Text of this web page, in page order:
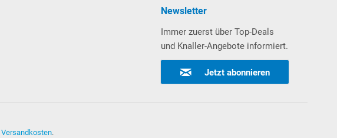
Newsletter
Immer zuerst über Top-Deals
und Knaller-Angebote informiert.
Jetzt abonnieren
Versandkosten.